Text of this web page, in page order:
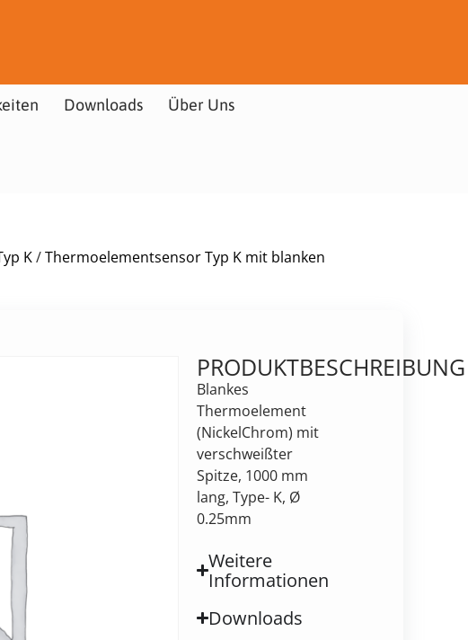
Downloads Über Uns
K/Thermoelementsensor Typ K mit blanken
PRODUKTBESCHREIBUNG
Blankes
Thermoelement
(NickelChrom) mit
verschweißter
Spitze, 1000 mm
lang, Type- K, Ø
0.25mm
Weitere
Informationen
Downloads